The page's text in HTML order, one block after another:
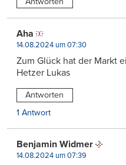
Aha
14.08.2024 um 07:30
Zum Glück hat der Markt
Hetzer Lukas
Antworten
1 Antwort
Benjamin Widmer
14.08.2024 um 07:39